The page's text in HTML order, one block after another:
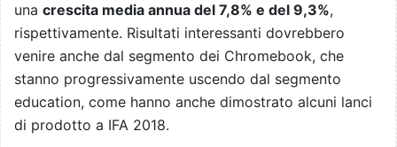
una crescita media annua del 7,8% e del 9,3%,
rispettivamente. Risultati interessanti dovrebbero
venire anche dal segmento dei Chromebook, che
stanno progressivamente uscendo dal segmento
education, come hanno anche dimostrato alcuni lanci
di prodotto a IFA 2018.